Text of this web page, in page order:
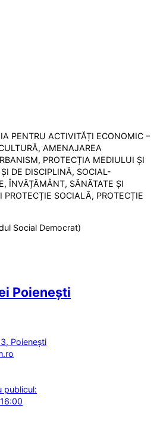
PENTRU ACTIVITĂȚI ECONOMIC –
AMENAJAREA
PROTECȚIA MEDIULUI ȘI
DE DISCIPLINĂ, SOCIAL-
ÎNVĂȚĂMÂNT, SĂNĂTATE ȘI
SOCIALĂ, PROTECȚIE
Social Democrat)
Poienești
Poienești
publicul: